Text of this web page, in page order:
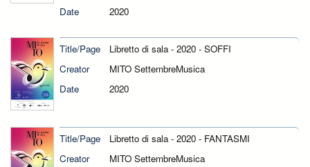
Date
2020
Title/Page
Libretto di sala - 2020 - SOFFI
Creator
MITO SettembreMusica
Date
2020
Title/Page
Libretto di sala - 2020 - FANTASMI
Creator
MITO SettembreMusica